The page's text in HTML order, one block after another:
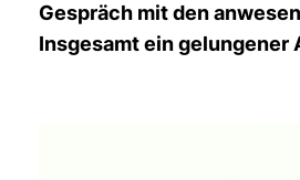
Gespräch mit den
Insgesamt ein gelungener